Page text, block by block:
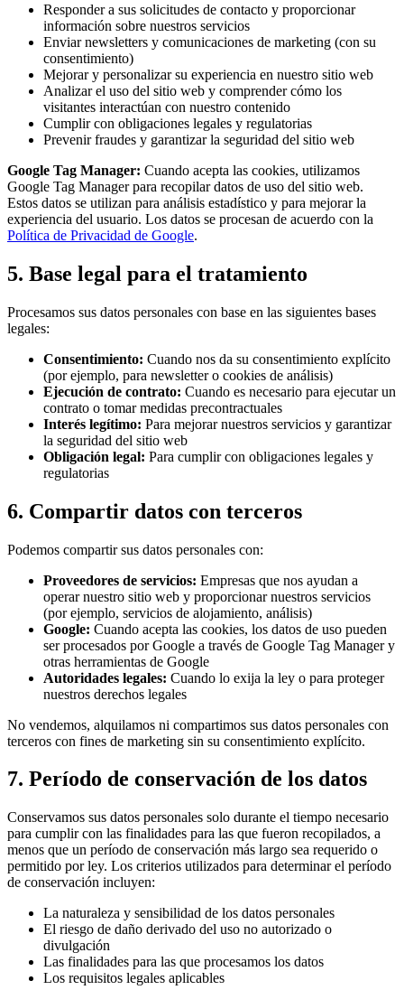
Responder a sus solicitudes de contacto y proporcionar
información sobre nuestros servicios
Enviar newsletters y comunicaciones de marketing (con su
consentimiento)
Mejorar y personalizar su experiencia en nuestro sitio web
Analizar el uso del sitio web y comprender cómo los
visitantes interactúan con nuestro contenido
Cumplir con obligaciones legales y regulatorias
Prevenir fraudes y garantizar la seguridad del sitio web
Google Tag Manager: Cuando acepta las cookies, utilizamos
Google Tag Manager para recopilar datos de uso del sitio web.
Estos datos se utilizan para análisis estadístico y para mejorar la
experiencia del usuario. Los datos se procesan de acuerdo con la
Política de Privacidad de Google.
5. Base legal para el tratamiento
Procesamos sus datos personales con base en las siguientes bases
legales:
Consentimiento: Cuando nos da su consentimiento explícito
(por ejemplo, para newsletter o cookies de análisis)
Ejecución de contrato: Cuando es necesario para ejecutar un
contrato o tomar medidas precontractuales
Interés legítimo: Para mejorar nuestros servicios y garantizar
la seguridad del sitio web
Obligación legal: Para cumplir con obligaciones legales y
regulatorias
6. Compartir datos con terceros
Podemos compartir sus datos personales con:
Proveedores de servicios: Empresas que nos ayudan a
operar nuestro sitio web y proporcionar nuestros servicios
(por ejemplo, servicios de alojamiento, análisis)
Google: Cuando acepta las cookies, los datos de uso pueden
ser procesados por Google a través de Google Tag Manager y
otras herramientas de Google
Autoridades legales: Cuando lo exija la ley o para proteger
nuestros derechos legales
No vendemos, alquilamos ni compartimos sus datos personales con
terceros con fines de marketing sin su consentimiento explícito.
7. Período de conservación de los datos
Conservamos sus datos personales solo durante el tiempo necesario
para cumplir con las finalidades para las que fueron recopilados, a
menos que un período de conservación más largo sea requerido o
permitido por ley. Los criterios utilizados para determinar el período
de conservación incluyen:
La naturaleza y sensibilidad de los datos personales
El riesgo de daño derivado del uso no autorizado o
divulgación
Las finalidades para las que procesamos los datos
Los requisitos legales aplicables